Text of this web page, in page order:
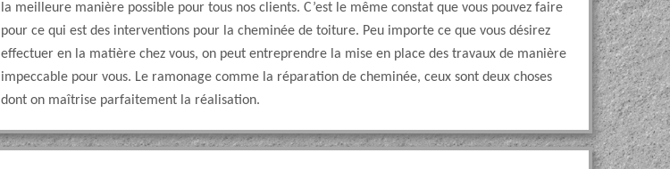
la meilleure manière possible pour tous nos clients. C’est le même constat que vous pouvez faire
pour ce qui est des interventions pour la cheminée de toiture. Peu importe ce que vous désirez
effectuer en la matière chez vous, on peut entreprendre la mise en place des travaux de manière
impeccable pour vous. Le ramonage comme la réparation de cheminée, ceux sont deux choses
dont on maîtrise parfaitement la réalisation.